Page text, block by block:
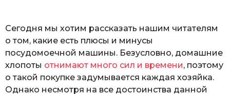
Сегодня мы хотим рассказать нашим читателям
о том, какие есть плюсы и минусы
посудомоечной машины. Безусловно, домашние
хлопоты отнимают много сил и времени, поэтому
о такой покупке задумывается каждая хозяйка.
Однако несмотря на все достоинства данной